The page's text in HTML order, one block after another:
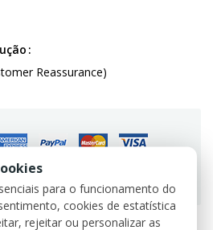
Reassurance)
& secure checkout
para o funcionamento do
cookies de estatística
rejeitar ou personalizar as